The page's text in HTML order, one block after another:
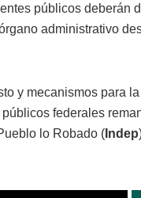
públicos deberán
administrativo
y mecanismos para
federales
lo Robado ( Indep